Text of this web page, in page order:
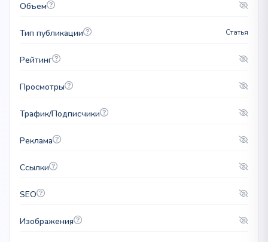
Объем
Тип публикации Статья
Рейтинг
Просмотры
Трафик/Подписчики
Реклама
Ссылки
SEO
Изображения